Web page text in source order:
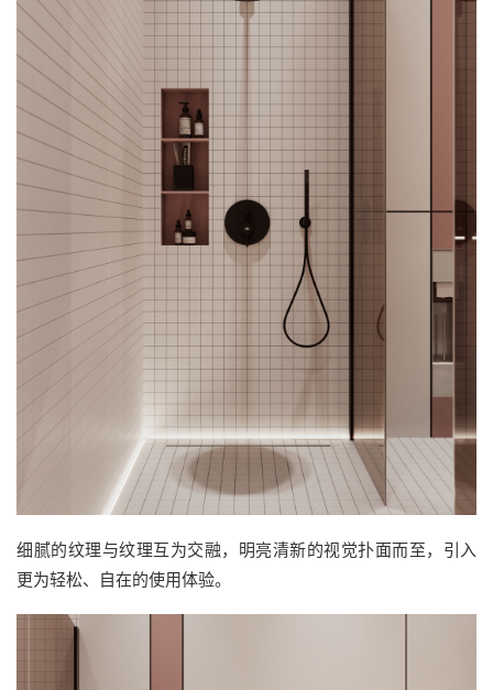
细腻的纹理与纹理互为交融，明亮清新的视觉扑面而至，引入
更为轻松、自在的使用体验。